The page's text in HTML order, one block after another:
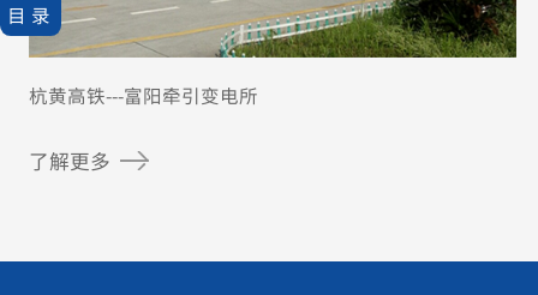
杭黄高铁---富阳牵引变电所
了解更多
目录